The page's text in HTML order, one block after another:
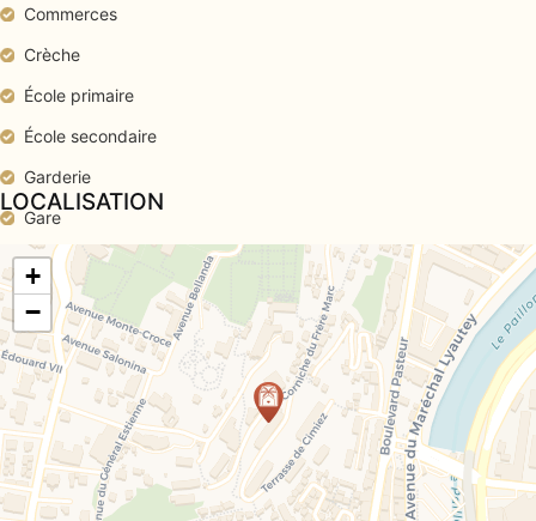
Commerces
Crèche
École primaire
École secondaire
Garderie
Gare
Médecin
Parc
Port
Salle de sport
Supermarché
Tennis
Tram
LOCALISATION
+
−